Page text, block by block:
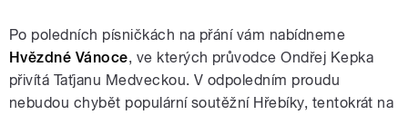
Po poledních písničkách na přání vám nabídneme
Hvězdné Vánoce, ve kterých průvodce Ondřej Kepka
přivítá Taťjanu Medveckou. V odpoledním proudu
nebudou chybět populární soutěžní Hřebíky, tentokrát na